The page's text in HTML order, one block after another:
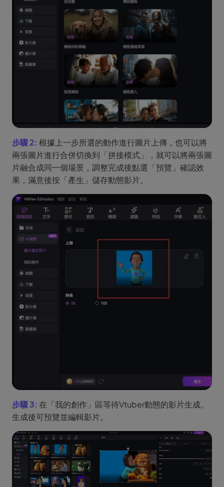
步驟 2: 根據上一步所選的動作進行圖片上傳，也可以將
兩張圖片進行合併切換到「拼接模式」，就可以將兩張圖
片融合成同一個場景，調整完成後點選「預覽」確認效
果，滿意後按「產生」儲存動態影片。
步驟 3: 在「我的創作」區等待Vtuber動態的影片生成。
生成後可預覽並編輯影片。